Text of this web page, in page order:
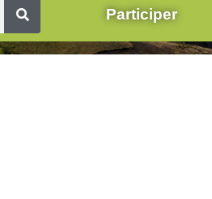
Participer